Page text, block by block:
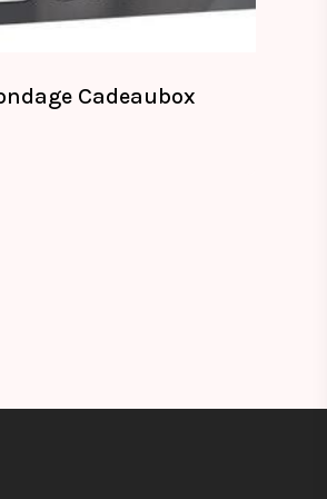
Cadeaubox
€29.99